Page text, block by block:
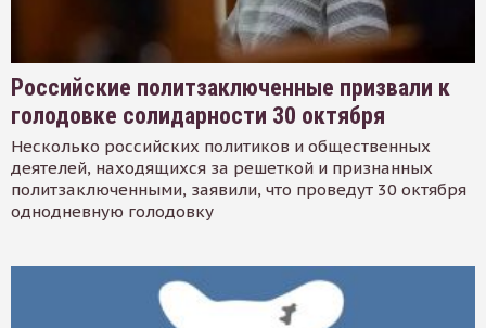
Российские политзаключенные призвали к
голодовке солидарности 30 октября
Несколько российских политиков и общественных
деятелей, находящихся за решеткой и признанных
политзаключенными, заявили, что проведут 30 октября
однодневную голодовку